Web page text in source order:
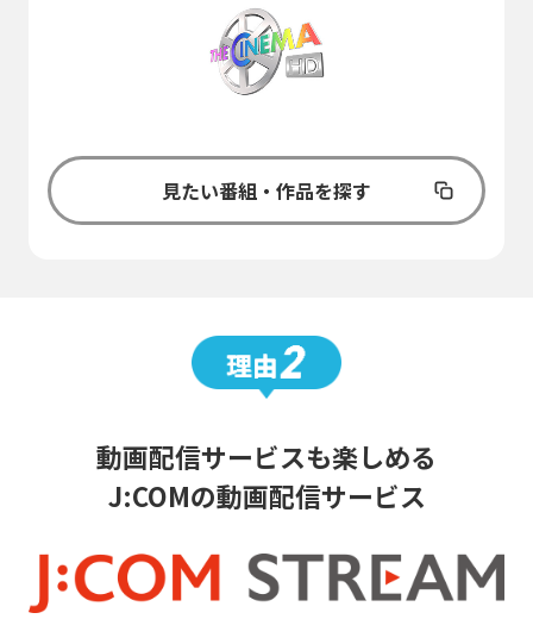
見たい番組・作品を探す
動画配信サービスも楽しめる
J:COMの動画配信サービス